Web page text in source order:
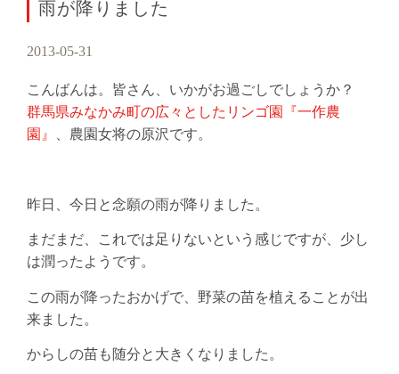
雨が降りました
2013-05-31
こんばんは。皆さん、いかがお過ごしでしょうか？
群馬県みなかみ町の広々としたリンゴ園『一作農
園』
、農園女将の原沢です。
昨日、今日と念願の雨が降りました。
まだまだ、これでは足りないという感じですが、少し
は潤ったようです。
この雨が降ったおかげで、野菜の苗を植えることが出
来ました。
からしの苗も随分と大きくなりました。